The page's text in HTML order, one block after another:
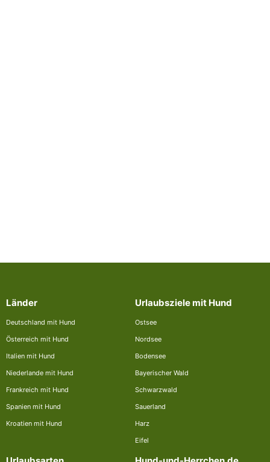
Länder
Deutschland mit Hund
Österreich mit Hund
Italien mit Hund
Niederlande mit Hund
Frankreich mit Hund
Spanien mit Hund
Kroatien mit Hund
Urlaubsziele mit Hund
Ostsee
Nordsee
Bodensee
Bayerischer Wald
Schwarzwald
Sauerland
Harz
Eifel